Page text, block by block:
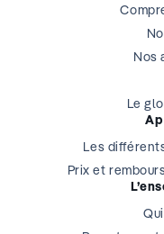
Nos
Le
Les
Prix et